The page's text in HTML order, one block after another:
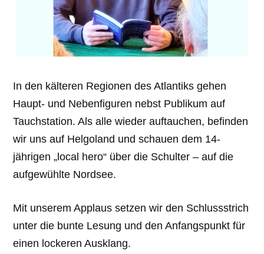
In den kälteren Regionen des Atlantiks gehen
Haupt- und Nebenfiguren nebst Publikum auf
Tauchstation. Als alle wieder auftauchen, befinden
wir uns auf Helgoland und schauen dem 14-
jährigen „local hero“ über die Schulter – auf die
aufgewühlte Nordsee.
Mit unserem Applaus setzen wir den Schlussstrich
unter die bunte Lesung und den Anfangspunkt für
einen lockeren Ausklang.